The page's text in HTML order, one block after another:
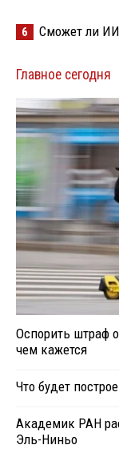
6 Сможет ли
Главное сегодня
Оспорить штраф
чем кажется
Что будет
Академик РАН
Эль-Ниньо